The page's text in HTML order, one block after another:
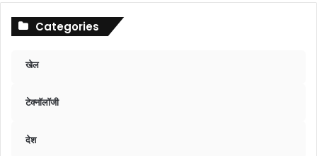
Categories
खेल
टेक्नॉलॉजी
देश